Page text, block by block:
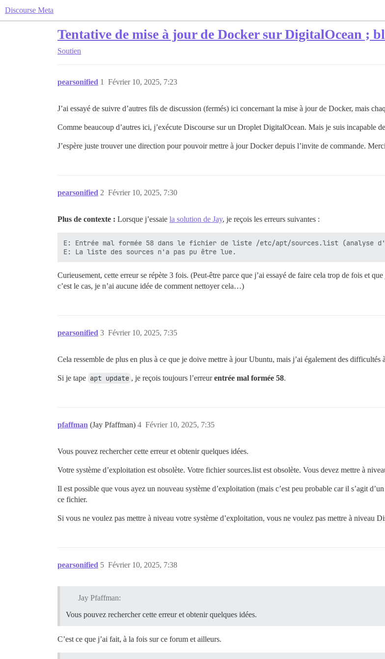
Discourse Meta
Tentative de mise à jour de Docker sur DigitalOcean ;
Soutien
pearsonified Février 10, 2025, 7:23
1
J’ai essayé de suivre d’autres fils de discussion (fermés) ici concernant la mise à jour de Docker, mais
Comme beaucoup d’autres ici, j’exécute Discourse sur un Droplet DigitalOcean. Mais je suis incapable
J’espère juste trouver une direction pour pouvoir mettre à jour Docker depuis l’invite de commande.
pearsonified Février 10, 2025, 7:30
2
Plus de contexte : Lorsque j’essaie la solution de Jay, je reçois les erreurs suivantes :
E: Entrée mal formée 58 dans le fichier de liste /etc/apt/sources.list (analyse
Curieusement, cette erreur se répète 3 fois. (Peut-être parce que j’ai essayé de faire cela trop de fois et
c’est le cas, je n’ai aucune idée de comment nettoyer cela…)
pearsonified Février 10, 2025, 7:35
3
Cela ressemble de plus en plus à ce que je doive mettre à jour Ubuntu, mais j’ai également des difficultés
Si je tape apt update , je reçois toujours l’erreurentrée mal formée 58.
pfaffman (Jay Pfaffman) Février 10, 2025, 7:35
4
Vous pouvez rechercher cette erreur et obtenir quelques idées.
Votre système d’exploitation est obsolète. Votre fichier sources.list est obsolète. Vous devez mettre à
Il est possible que vous ayez un nouveau système d’exploitation (mais c’est peu probable car il s’agit
ce fichier.
Si vous ne voulez pas mettre à niveau votre système d’exploitation, vous ne voulez pas mettre à niveau
pearsonified Février 10, 2025, 7:38
5
Jay Pfaffman:
Vous pouvez rechercher cette erreur et obtenir quelques idées.
C’est ce que j’ai fait, à la fois sur ce forum et ailleurs.